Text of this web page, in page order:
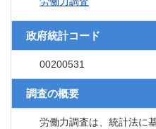
政府統計コード
00200531
調査の概要
労働力調査は、統計法に